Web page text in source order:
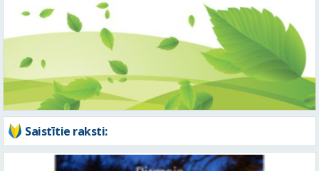
Saistītie raksti: